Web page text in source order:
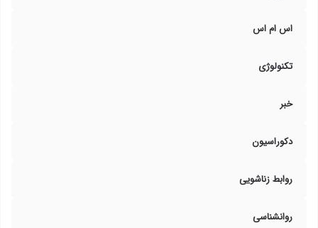
اس ام اس
تکنولوژی
خبر
دکوراسیون
روابط زناشویی
روانشناسی